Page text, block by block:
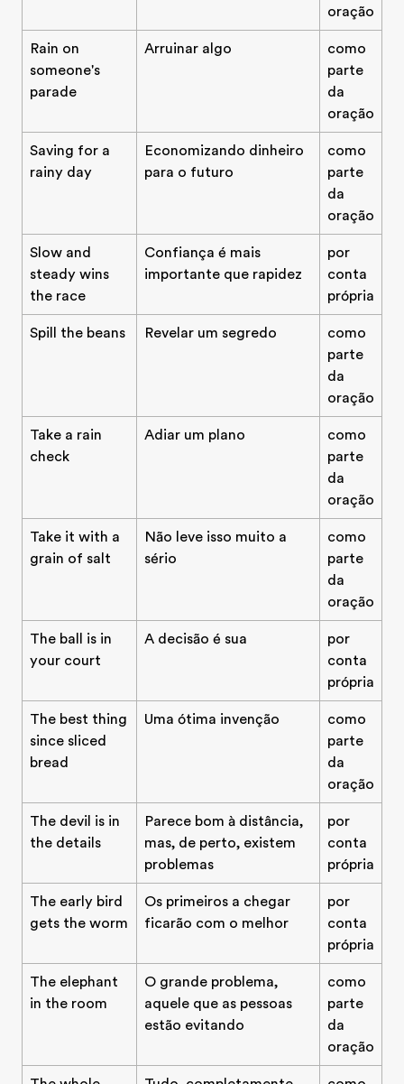
oração
Rain on
someone's
parade
Arruinar algo
como
parte
da
oração
Saving for a
rainy day
Economizando dinheiro
para o futuro
como
parte
da
oração
Slow and
steady wins
the race
Confiança é mais
importante que rapidez
por
conta
própria
Spill the beans Revelar um segredo
como
parte
da
oração
Take a rain
check
Adiar um plano
como
parte
da
oração
Take it with a
grain of salt
Não leve isso muito a
sério
como
parte
da
oração
The ball is in
your court
A decisão é sua
por
conta
própria
The best thing
since sliced
bread
Uma ótima invenção
como
parte
da
oração
The devil is in
the details
Parece bom à distância,
mas, de perto, existem
problemas
por
conta
própria
The early bird
gets the worm
Os primeiros a chegar
ficarão com o melhor
por
conta
própria
The elephant
in the room
O grande problema,
aquele que as pessoas
estão evitando
como
parte
da
oração